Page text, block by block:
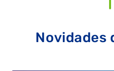
Novidades